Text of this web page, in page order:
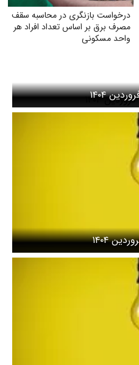
درخواست بازنگری در محاسبه سقف
مصرف برق بر اساس تعداد افراد هر
واحد مسکونی